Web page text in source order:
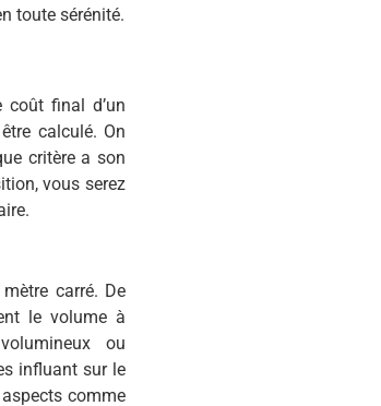
toute sérénité.
coût final d’un
calculé. On
critère a son
vous serez
carré. De
le volume à
ou
influant sur le
comme